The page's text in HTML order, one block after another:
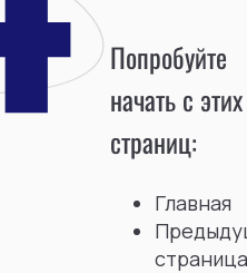
Попробуйте
начать с этих
страниц:
Главная
страница